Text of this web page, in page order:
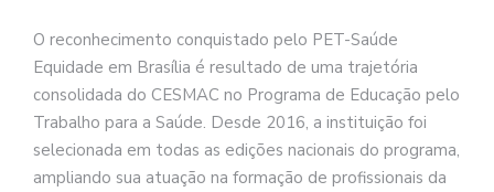
O reconhecimento conquistado pelo PET-Saúde
Equidade em Brasília é resultado de uma trajetória
consolidada do CESMAC no Programa de Educação pelo
Trabalho para a Saúde. Desde 2016, a instituição foi
selecionada em todas as edições nacionais do programa,
ampliando sua atuação na formação de profissionais da